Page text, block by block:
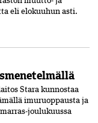
eli elokuuhun asti.
Stara kunnostaa
imuruoppausta ja
joulukuussa